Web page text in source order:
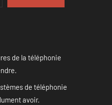
de la téléphonie
de téléphonie
avoir.